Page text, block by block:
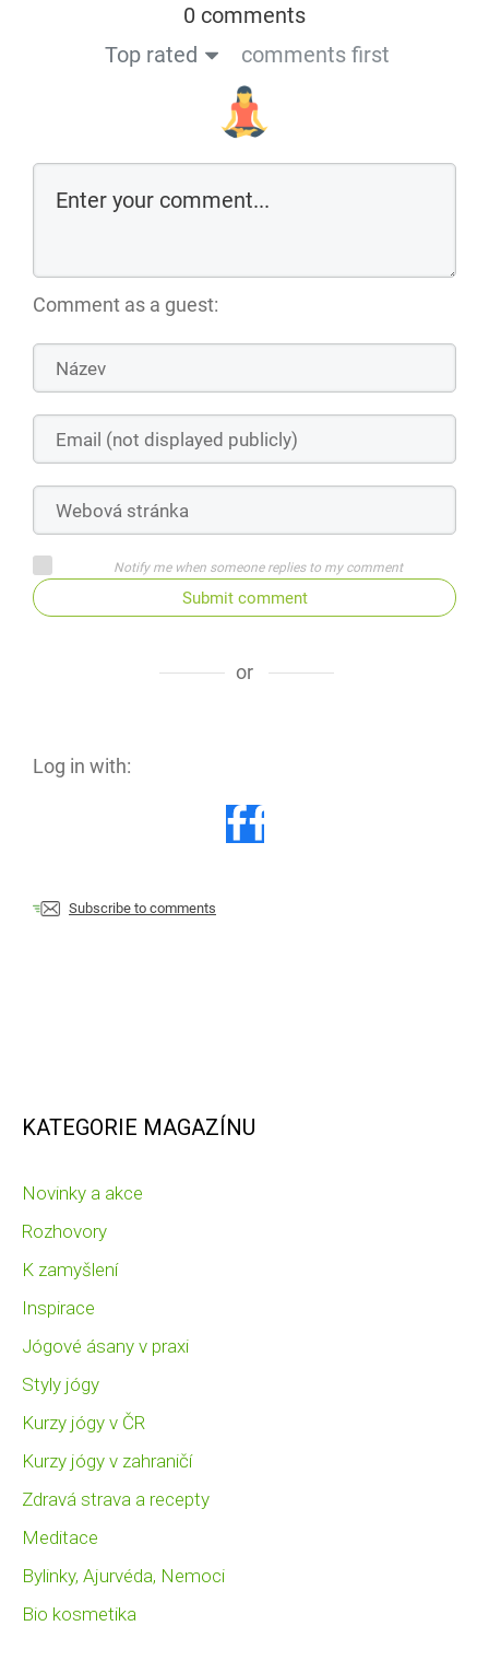
0 comments
Top rated
comments first
Comment as a guest:
Notify me when someone replies to my comment
Submit comment
or
Log in with:
Subscribe to comments
KATEGORIE MAGAZÍNU
Novinky a akce
Rozhovory
K zamyšlení
Inspirace
Jógové ásany v praxi
Styly jógy
Kurzy jógy v ČR
Kurzy jógy v zahraničí
Zdravá strava a recepty
Meditace
Bylinky, Ajurvéda, Nemoci
Bio kosmetika